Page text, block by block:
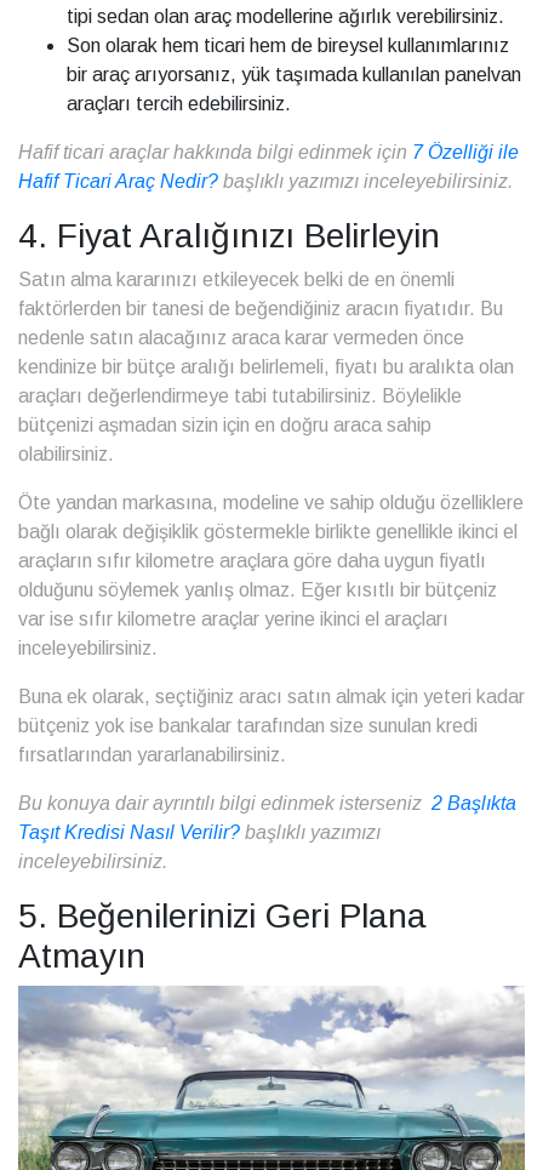
tipi sedan olan araç modellerine ağırlık verebilirsiniz.
Son olarak hem ticari hem de bireysel kullanımlarınız
bir araç arıyorsanız, yük taşımada kullanılan panelvan
araçları tercih edebilirsiniz.
Hafif ticari araçlar hakkında bilgi edinmek için 7 Özelliği ile
Hafif Ticari Araç Nedir? başlıklı yazımızı inceleyebilirsiniz.
4. Fiyat Aralığınızı Belirleyin
Satın alma kararınızı etkileyecek belki de en önemli
faktörlerden bir tanesi de beğendiğiniz aracın fiyatıdır. Bu
nedenle satın alacağınız araca karar vermeden önce
kendinize bir bütçe aralığı belirlemeli, fiyatı bu aralıkta olan
araçları değerlendirmeye tabi tutabilirsiniz. Böylelikle
bütçenizi aşmadan sizin için en doğru araca sahip
olabilirsiniz.
Öte yandan markasına, modeline ve sahip olduğu özelliklere
bağlı olarak değişiklik göstermekle birlikte genellikle ikinci el
araçların sıfır kilometre araçlara göre daha uygun fiyatlı
olduğunu söylemek yanlış olmaz. Eğer kısıtlı bir bütçeniz
var ise sıfır kilometre araçlar yerine ikinci el araçları
inceleyebilirsiniz.
Buna ek olarak, seçtiğiniz aracı satın almak için yeteri kadar
bütçeniz yok ise bankalar tarafından size sunulan kredi
fırsatlarından yararlanabilirsiniz.
Bu konuya dair ayrıntılı bilgi edinmek isterseniz 2 Başlıkta
Taşıt Kredisi Nasıl Verilir? başlıklı yazımızı
inceleyebilirsiniz.
5. Beğenilerinizi Geri Plana
Atmayın